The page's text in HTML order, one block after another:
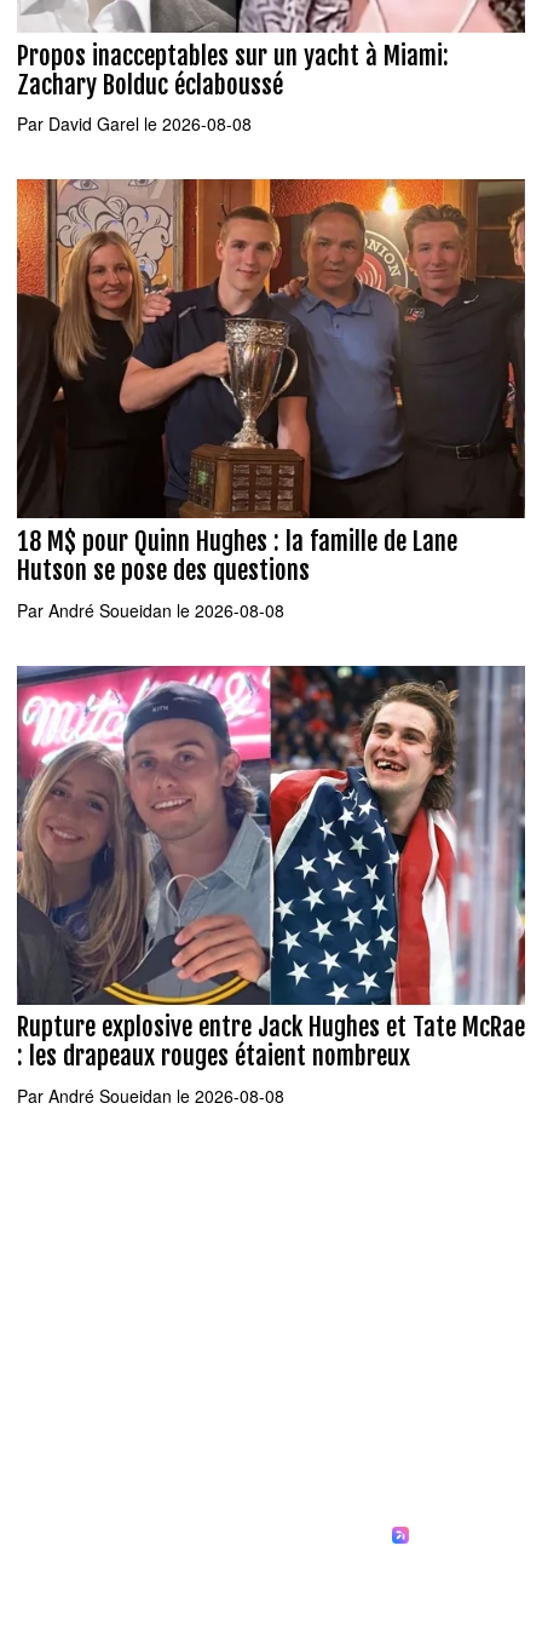
Propos inacceptables sur un yacht à Miami:
Zachary Bolduc éclaboussé
Par David Garel le 2026-08-08
18 M$ pour Quinn Hughes : la famille de Lane
Hutson se pose des questions
Par André Soueidan le 2026-08-08
Rupture explosive entre Jack Hughes et Tate McRae
: les drapeaux rouges étaient nombreux
Par André Soueidan le 2026-08-08